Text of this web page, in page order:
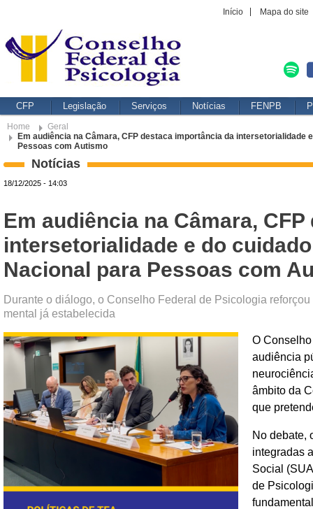
Início Mapa do site
CFP Legislação Serviços Notícias FENPB
Home
Geral
Em audiência na Câmara, CFP destaca importância da
Pessoas com Autismo
Notícias
18/12/2025 - 14:03
Em audiência na Câmara,
intersetorialidade e do
Nacional para Pessoas com
Durante o diálogo, o Conselho Federal de Psicologia
mental já estabelecida
O
audiência
âmbito da
que
No debate,
integradas
Social
de